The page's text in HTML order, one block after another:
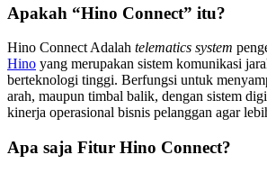
Apakah “Hino Connect” itu?
Hino Connect Adalah telematics system
Hino yang merupakan sistem komunikasi
berteknologi tinggi. Berfungsi untuk
arah, maupun timbal balik, dengan sistem
kinerja operasional bisnis pelanggan agar
Apa saja Fitur Hino Connect?